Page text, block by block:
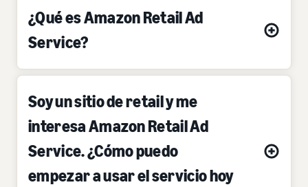
¿Qué es Amazon Retail Ad
Service?
Soy un sitio de retail y me
interesa Amazon Retail Ad
Service. ¿Cómo puedo
empezar a usar el servicio hoy